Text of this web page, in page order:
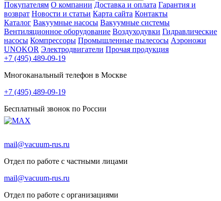
Покупателям О компании Доставка и оплата Гарантия и
возврат Новости и статьи Карта сайта Контакты
Каталог Вакуумные насосы Вакуумные системы
Вентиляционное оборудование Воздуходувки Гидравлические
насосы Компрессоры Промышленные пылесосы Аэроножи
UNOKOR Электродвигатели Прочая продукция
+7 (495) 489-09-19
Многоканальный телефон в Москве
+7 (495) 489-09-19
Бесплатный звонок по России
mail@vacuum-rus.ru
Отдел по работе с частными лицами
mail@vacuum-rus.ru
Отдел по работе с организациями